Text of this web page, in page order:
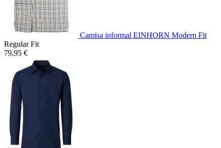
Camisa informal EINHORN Modern Fit
Regular Fit
79,95 €